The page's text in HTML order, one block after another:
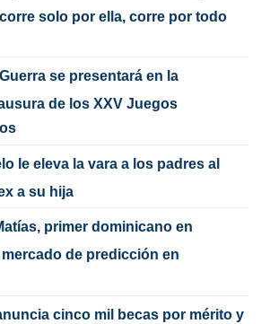
solo por ella, corre por todo
se presentará en la
de los XXV Juegos
le eleva la vara a los padres al
a su hija
primer dominicano en
de predicción en
cinco mil becas por mérito y